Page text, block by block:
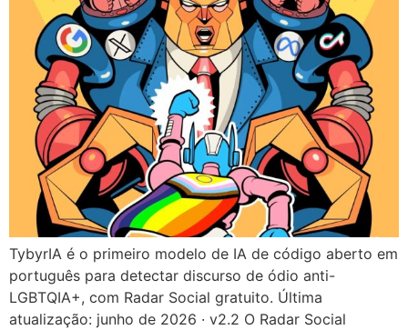
TybyrIA é o primeiro modelo de IA de código aberto em
português para detectar discurso de ódio anti-
LGBTQIA+, com Radar Social gratuito. Última
atualização: junho de 2026 · v2.2 O Radar Social